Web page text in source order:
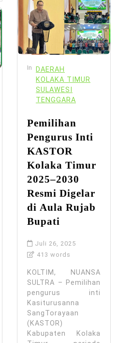
In
DAERAH
KOLAKA TIMUR
SULAWESI
TENGGARA
Pemilihan
Pengurus Inti
KASTOR
Kolaka Timur
2025–2030
Resmi Digelar
di Aula Rujab
Bupati
Juli 26, 2025
413 words
KOLTIM, NUANSA
SULTRA – Pemilihan
pengurus inti
Kasiturusanna
SangTorayaan
(KASTOR)
Kabupaten Kolaka